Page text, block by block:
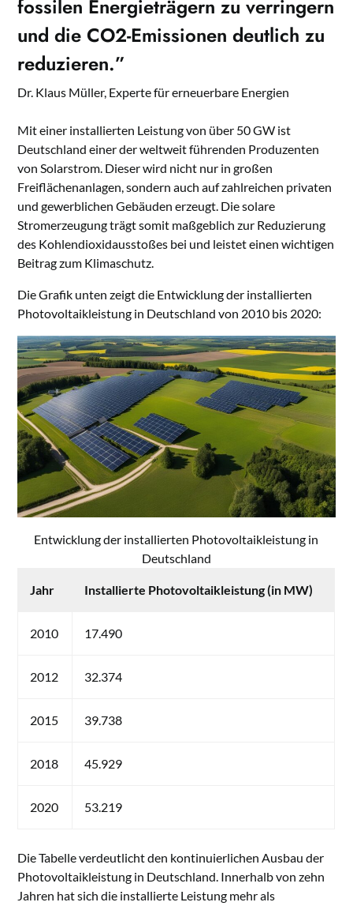
fossilen Energieträgern zu verringern
und die CO2-Emissionen deutlich zu
reduzieren.”
Dr. Klaus Müller, Experte für erneuerbare Energien
Mit einer installierten Leistung von über 50 GW ist
Deutschland einer der weltweit führenden Produzenten
von Solarstrom. Dieser wird nicht nur in großen
Freiflächenanlagen, sondern auch auf zahlreichen privaten
und gewerblichen Gebäuden erzeugt. Die solare
Stromerzeugung trägt somit maßgeblich zur Reduzierung
des Kohlendioxidausstoßes bei und leistet einen wichtigen
Beitrag zum Klimaschutz.
Die Grafik unten zeigt die Entwicklung der installierten
Photovoltaikleistung in Deutschland von 2010 bis 2020:
Entwicklung der installierten Photovoltaikleistung in
Deutschland
Jahr Installierte Photovoltaikleistung (in MW)
2010 17.490
2012 32.374
2015 39.738
2018 45.929
2020 53.219
Die Tabelle verdeutlicht den kontinuierlichen Ausbau der
Photovoltaikleistung in Deutschland. Innerhalb von zehn
Jahren hat sich die installierte Leistung mehr als